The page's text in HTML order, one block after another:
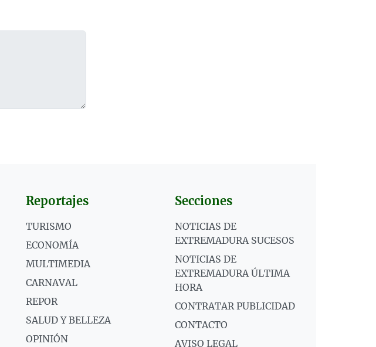
Reportajes
TURISMO
ECONOMÍA
MULTIMEDIA
CARNAVAL
REPOR
SALUD Y BELLEZA
OPINIÓN
Secciones
NOTICIAS DE
EXTREMADURA SUCESOS
NOTICIAS DE
EXTREMADURA ÚLTIMA
HORA
CONTRATAR PUBLICIDAD
CONTACTO
AVISO LEGAL